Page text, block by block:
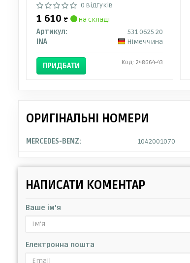
0 відгуків
1 610 ₴
на складі
Артикул:
531 0625 20
INA
Німеччина
ПРИДБАТИ Код: 248664-43
ОРИГІНАЛЬНІ НОМЕРИ
MERCEDES-BENZ: 1042001070
НАПИСАТИ КОМЕНТАР
Ваше ім'я
Електронна пошта